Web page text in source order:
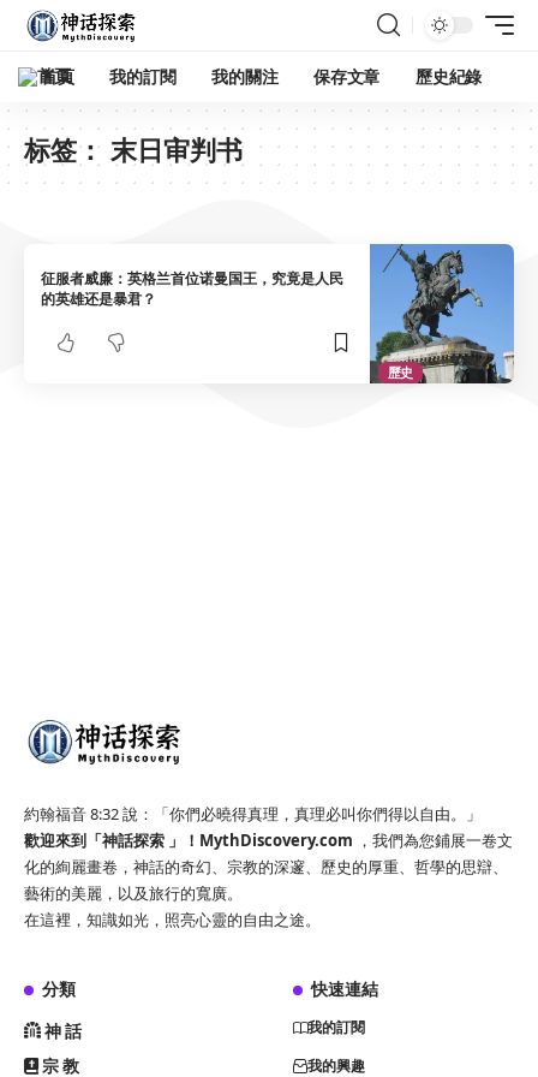
首頁 我的訂閱 我的關注 保存文章 歷史紀錄
标签： 末日审判书
歷史
征服者威廉：英格兰首位诺曼国王，究竟是人民
的英雄还是暴君？
約翰福音 8:32 說：「你們必曉得真理，真理必叫你們得以自由。」
歡迎來到「神話探索 」！ MythDiscovery.com ，我們為您鋪展一卷文
化的絢麗畫卷，神話的奇幻、宗教的深邃、歷史的厚重、哲學的思辯、
藝術的美麗，以及旅行的寬廣。
在這裡，知識如光，照亮心靈的自由之途。
分類
神話
宗教
快速連結
我的訂閱
我的興趣